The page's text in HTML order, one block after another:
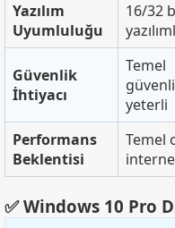
Yazılım
Uyumluluğu
16/32
Güvenlik
İhtiyacı
Temel
yeterli
Performans
Beklentisi
Temel
✅ Windows 10 Pro